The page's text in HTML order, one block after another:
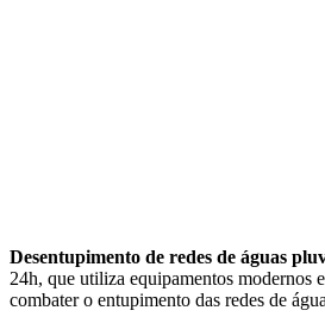
Desentupimento de redes de águas
24h, que utiliza equipamentos modernos
combater o entupimento das redes de